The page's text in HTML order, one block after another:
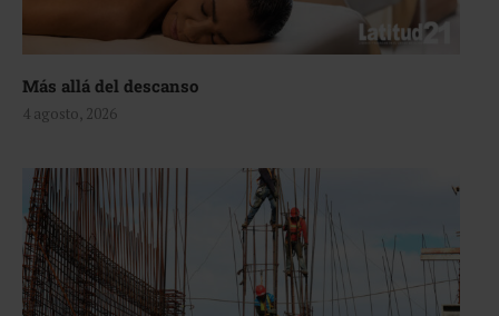
Más allá del descanso
4 agosto, 2026